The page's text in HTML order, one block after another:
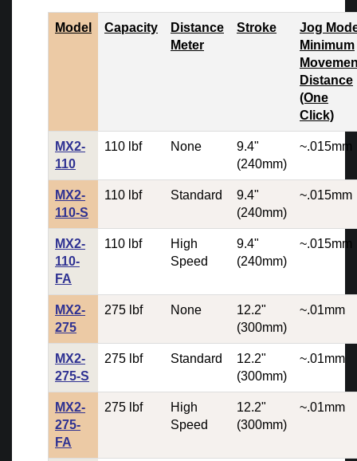
Model Capacity
Distance
Meter
Stroke
Jog
Minimum
Distance
(One
Click)
MX2-
110
110 lbf None
9.4"
(240mm)
~.015mm
MX2-
110-S
110 lbf Standard
9.4"
(240mm)
~.015mm
MX2-
110-
FA
110 lbf
High
Speed
9.4"
(240mm)
~.015mm
MX2-
275
275 lbf None
12.2"
(300mm)
~.01mm
MX2-
275-S
275 lbf Standard
12.2"
(300mm)
~.01mm
MX2-
275-
FA
275 lbf
High
Speed
12.2"
(300mm)
~.01mm